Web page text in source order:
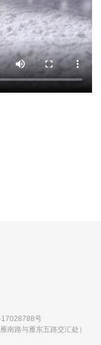
17028788号
南路与雁东五路交汇处）